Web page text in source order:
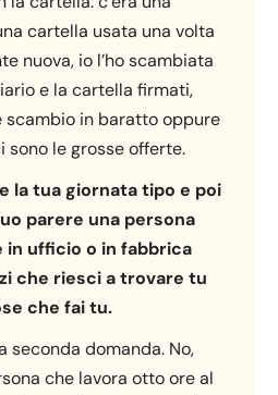
cartella usata una volta
nuova, io l’ho scambiata
e la cartella firmati,
scambio in baratto oppure
le grosse offerte.
la tua giornata tipo e poi
parere una persona
ufficio o in fabbrica
che riesci a trovare tu
che fai tu.
seconda domanda. No,
che lavora otto ore al